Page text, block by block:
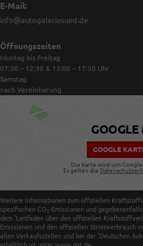
E-Mail:
info@autogaleriesued.de
Öffnungszeiten
Montag bis Freitag
07:30 – 12:30 & 13:00 – 17:30 Uhr
Samstag
nach Vereinbarung
GOOGLE
GOOGLE
Die Karte wird von
Es gelten die
Weitere Informationen zum offiziellen
spezifischen CO 2-Emissionen und
dem 'Leitfaden über den offiziellen
Emissionen und den offiziellen Stromverbrauch
allen Verkaufsstellen und bei der 'Deutschen